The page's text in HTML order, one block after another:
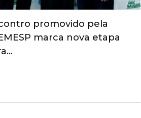
promovido pela
marca nova etapa